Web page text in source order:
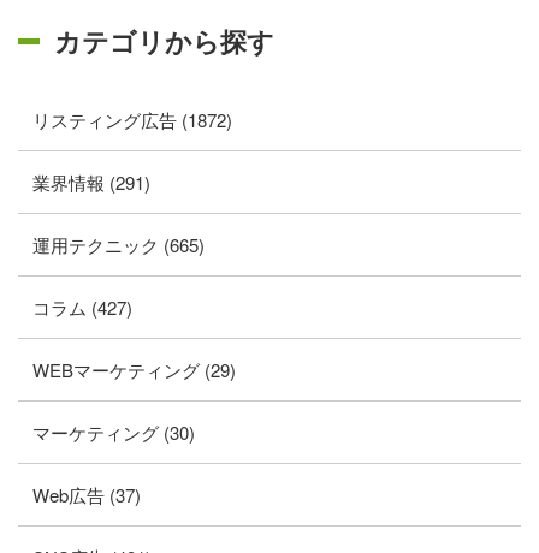
カテゴリから探す
リスティング広告 (1872)
業界情報 (291)
運用テクニック (665)
コラム (427)
WEBマーケティング (29)
マーケティング (30)
Web広告 (37)